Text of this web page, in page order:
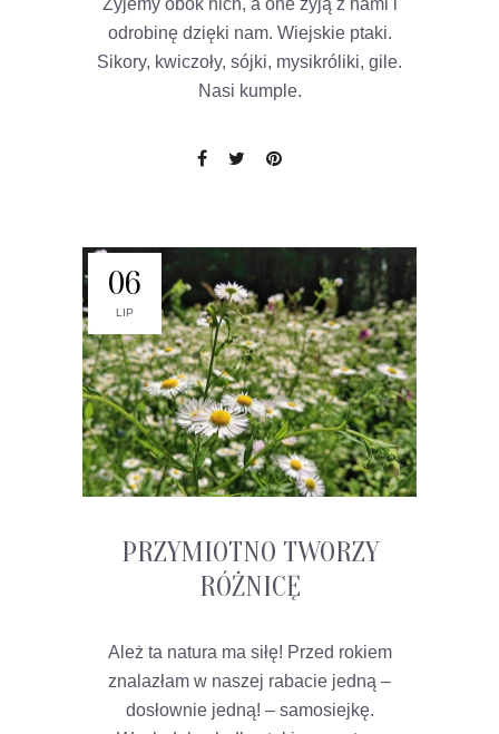
Żyjemy obok nich, a one żyją z nami i
odrobinę dzięki nam. Wiejskie ptaki.
Sikory, kwiczoły, sójki, mysikróliki, gile.
Nasi kumple.
06
LIP
PRZYMIOTNO TWORZY
RÓŻNICĘ
Ależ ta natura ma siłę! Przed rokiem
znalazłam w naszej rabacie jedną –
dosłownie jedną! – samosiejkę.